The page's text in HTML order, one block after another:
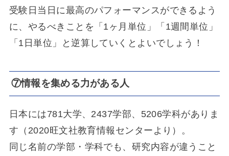
受験日当日に最高のパフォーマンスができるよう
に、やるべきことを「1ヶ月単位」「1週間単位」
「1日単位」と逆算していくとよいでしょう！
⑦情報を集める力がある人
日本には781大学、2437学部、5206学科がありま
す（2020旺文社教育情報センターより）。
同じ名前の学部・学科でも、研究内容が違うこと